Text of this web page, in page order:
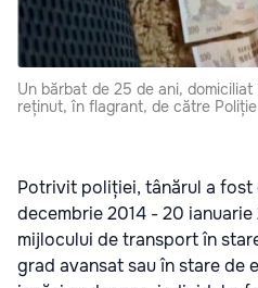
Un bărbat de 25 de ani,
reținut, în flagrant, de către
Potrivit poliției, tânărul a
decembrie 2014 - 20
mijlocului de transport în
grad avansat sau în stare de